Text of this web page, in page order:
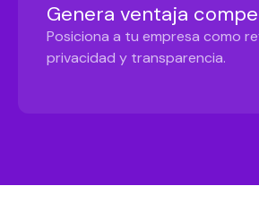
Genera ventaja
Posiciona a tu empresa como
privacidad y transparencia.